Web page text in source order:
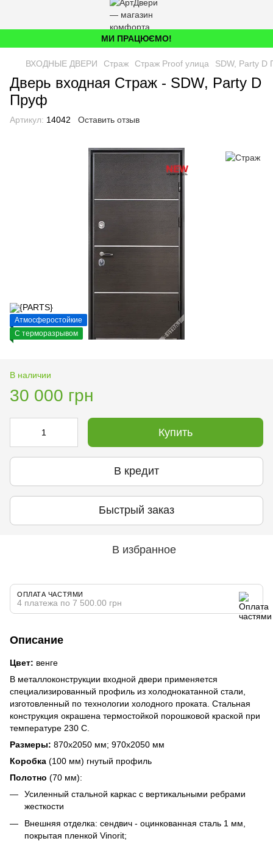
МИ ПРАЦЮЄМО!
ВХОДНЫЕ ДВЕРИ Страж Страж Proof улица SDW, Party D
Дверь входная Страж - SDW, Party D
Пруф
Артикул: 14042 Оставить отзыв
Атмосферостойкие
С терморазрывом
В наличии
30 000 грн
Купить
В кредит
Быстрый заказ
В избранное
ОПЛАТА ЧАСТЯМИ
4 платежа по 7 500.00 грн
Описание
Цвет: венге
В металлоконструкции входной двери применяется
специализированный профиль из холоднокатанной стали,
изготовленный по технологии холодного проката. Стальная
конструкция окрашена термостойкой порошковой краской при
температуре 230 С.
Размеры: 870х2050 мм; 970х2050 мм
Коробка (100 мм) гнутый профиль
Полотно (70 мм):
Усиленный стальной каркас с вертикальными ребрами
жесткости
Внешняя отделка: сендвич - оцинкованная сталь 1 мм,
покрытая пленкой Vinorit;